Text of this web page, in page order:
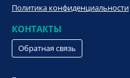
Политика конфиденциальности
КОНТАКТЫ
Обратная связь